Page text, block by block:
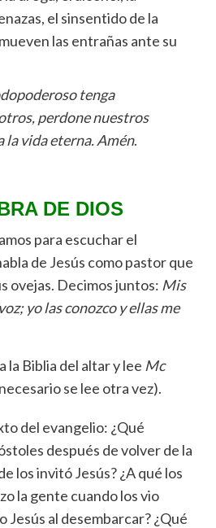
el sinsentido de la
las entrañas ante su
tenga
perdone nuestros
la vida eterna. Amén.
DE DIOS
para escuchar el
de Jesús como pastor que
ovejas. Decimos juntos: Mis
yo las conozco y ellas me
la Biblia del altar y lee Mc
se lee otra vez).
del evangelio: ¿Qué
después de volver de la
los invitó Jesús? ¿A qué los
la gente cuando los vio
Jesús al desembarcar? ¿Qué